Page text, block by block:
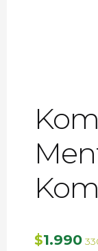
$1.990